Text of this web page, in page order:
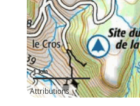
a
c
a
r
t
e
e
1 km
Attributions